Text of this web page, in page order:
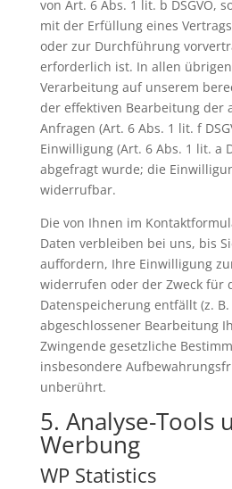
von Art. 6 Abs. 1 lit. b DSGVO,
mit der Erfüllung eines
oder zur Durchführung
erforderlich ist. In allen
Verarbeitung auf unserem
der effektiven Bearbeitung der
Anfragen (Art. 6 Abs. 1 lit. f
Einwilligung (Art. 6 Abs. 1 lit. a
abgefragt wurde; die
widerrufbar.
Die von Ihnen im
Daten verbleiben bei uns, bis
auffordern, Ihre Einwilligung
widerrufen oder der Zweck für
Datenspeicherung entfällt (z. B.
abgeschlossener Bearbeitung
Zwingende gesetzliche
insbesondere
unberührt.
5. Analyse-Tools
Werbung
WP Statistics